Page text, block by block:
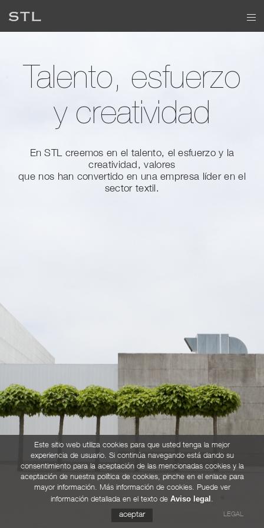
Talento, esfuerzo
y creatividad
En STL creemos en el talento, el esfuerzo y la
creatividad, valores
que nos han convertido en una empresa líder en el
sector textil.
LEGAL
Este sitio web utiliza cookies para que usted tenga la mejor
experiencia de usuario. Si continúa navegando está dando su
consentimiento para la aceptación de las mencionadas cookies y la
aceptación de nuestra política de cookies, pinche en el enlace para
mayor información. Más información de cookies. Puede ver
información detallada en el texto de Aviso legal .